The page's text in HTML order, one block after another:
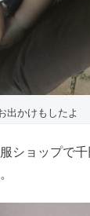
出かけもしたよ
ショップで千